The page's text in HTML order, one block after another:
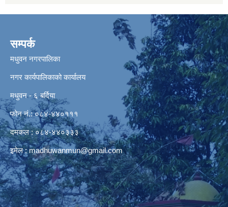
सम्पर्क
मधुवन नगरपालिका
नगर कार्यपालिकाको कार्यालय
मधुवन - ६ बर्दिया
फोन नं.: ०८४-४४०१११
दमकल : ०८४-४४०३३३
इमेल :madhuwanmun@gmail.com